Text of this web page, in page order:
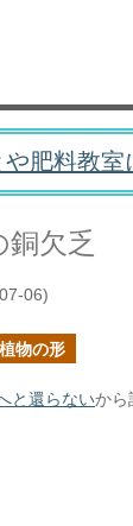
肥料教
欠乏
06)
植物の形
と還らないから